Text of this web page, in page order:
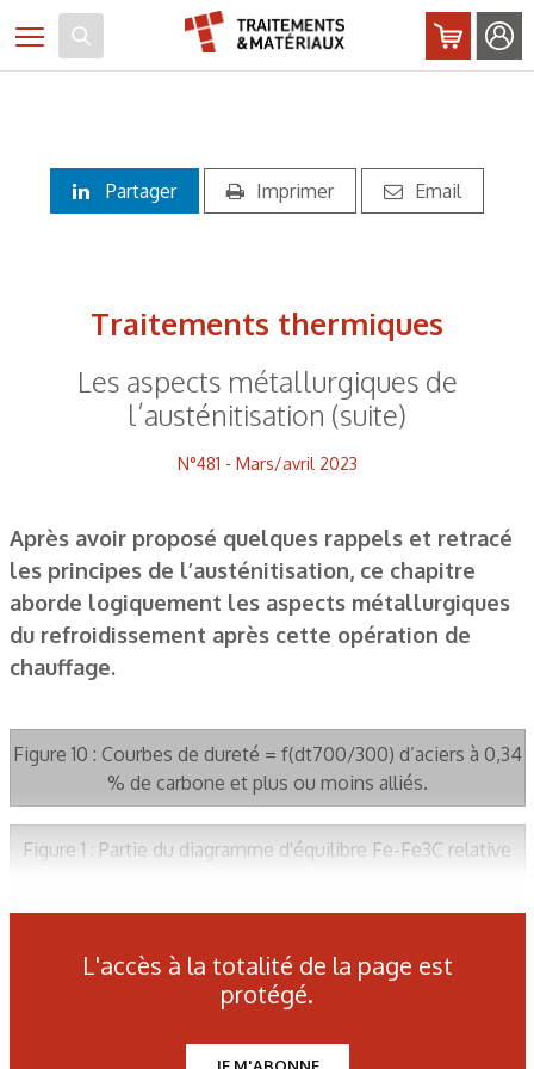
Toggle navigation
Partager Imprimer Email
Traitements thermiques
Les aspects métallurgiques de
l’austénitisation (suite)
N°481 - Mars/avril 2023
Après avoir proposé quelques rappels et retracé
les principes de l’austénitisation, ce chapitre
aborde logiquement les aspects métallurgiques
du refroidissement après cette opération de
chauffage.
Figure 10 : Courbes de dureté = f(dt700/300) d’aciers à 0,34
% de carbone et plus ou moins alliés.
Figure 1 : Partie du diagramme d'équilibre Fe-Fe3C relative
Figure 2 : Diagramme TRC d'un acier 35CrMo4.
Figure 3 : Évolutions de la transformation martensitique en
L'accès à la totalité de la page est
protégé.
Panneau de gestion des cookies